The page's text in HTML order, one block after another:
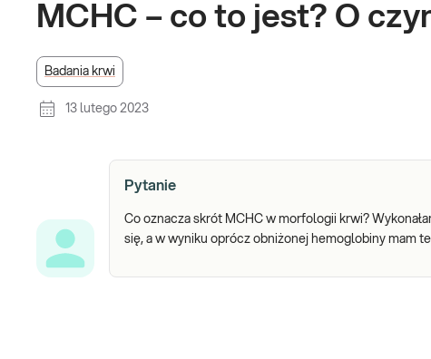
MCHC – co to jest? O
Badania krwi
13 lutego 2023
Pytanie
Co oznacza skrót MCHC w morfologii krwi?
się, a w wyniku oprócz obniżonej hemoglobiny mam